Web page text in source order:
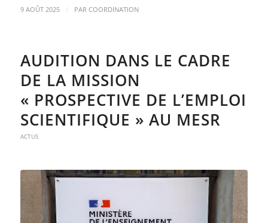
9 AOÛT 2025 / PAR COORDINATION
AUDITION DANS LE CADRE
DE LA MISSION
« PROSPECTIVE DE L’EMPLOI
SCIENTIFIQUE » AU MESR
ACTUS